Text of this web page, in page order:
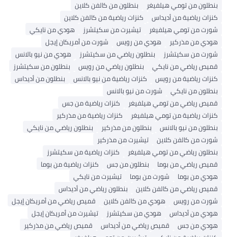
بنطلون من تومي هيلفيغر
بنطلون من كالفن كلاين
كنزات رياضية من أديداس
كنزات رياضية من كالفن كلاين
شورت من تومي هيلفيغر
تيشيرت من سكيتشرز
هودي من نايكي
هودي من مذركير
هودي من رويس
شورت من أمريكان إيجل
شورت من سكيتشرز
بنطلون رياضي من سكيتشرز
هودي من نيو بالانس
قميص رياضي من نايكي
بنطلون رياضي من رويس
بنطلون من سكيتشرز
كنزات رياضية من رويس
كنزات رياضية من نيو بالانس
بنطلون من أديداس
بنطلون من نايكي
شورت من نيو بالانس
قميص رياضي من تومي هيلفيغر
كنزات رياضية من جس
كنزات رياضية من تومي هيلفيغر
كنزات رياضية من مذركير
بنطلون من نيو بالانس
بنطلون من مذركير
بنطلون رياضي من نايكي
شورت من كالفن كلاين
تيشيرت من مذركير
بنطلون رياضي من تومي هيلفيغر
كنزات رياضية من سكيتشرز
قميص رياضي من بوما
بنطلون من جس
كنزات رياضية من بوما
هودي من بوما
شورت من بوما
تيشيرت من نايكي
قميص رياضي من كالفن كلاين
بنطلون رياضي من أديداس
شورت من رويس
هودي من كالفن كلاين
قميص رياضي من أمريكان إيجل
هودي من أديداس
هودي من سكيتشرز
تيشيرت من أمريكان إيجل
هودي من جس
قميص رياضي من أديداس
قميص رياضي من مذركير